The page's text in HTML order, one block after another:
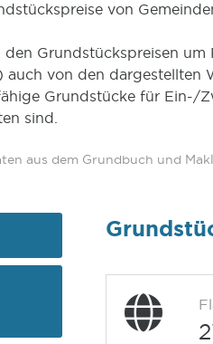
von
den Grundstückspreisen
von den dargestellten
Grundstücke für
sind.
aus dem Grundbuch und